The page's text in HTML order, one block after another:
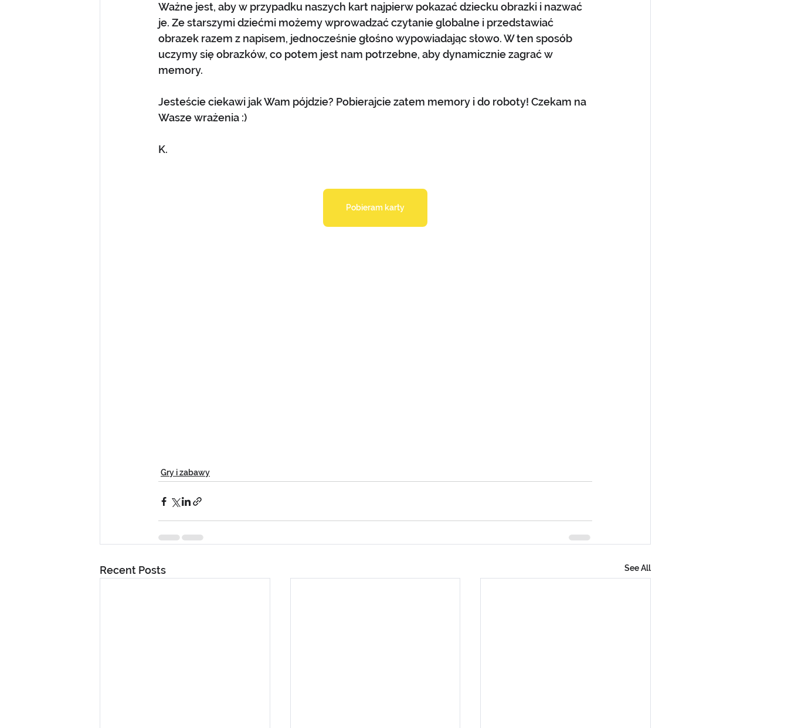
Ważne jest, aby w przypadku naszych kart najpierw pokazać dziecku obrazki i nazwać
je. Ze starszymi dziećmi możemy wprowadzać czytanie globalne i przedstawiać
obrazek razem z napisem, jednocześnie głośno wypowiadając słowo. W ten sposób
uczymy się obrazków, co potem jest nam potrzebne, aby dynamicznie zagrać w
memory.
Jesteście ciekawi jak Wam pójdzie? Pobierajcie zatem memory i do roboty! Czekam na
Wasze wrażenia :)
K.
Pobieram karty
Gry i zabawy
Recent Posts See All